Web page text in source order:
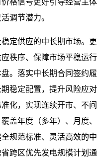
格信号更好引导经营主体
调节潜力。
定供应的中长期市场。更
秩序、保障市场平稳运行
。落实中长期合同签约履
稳定配置，提升风险应对
化，实现连续开市、不间
盖年度（多年）、月度、
规范标准、灵活高效的中
跨区优先发电规模计划通